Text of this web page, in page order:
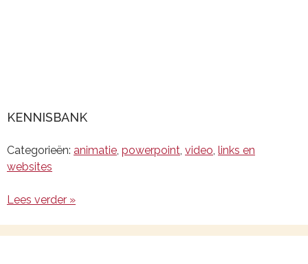
KENNISBANK
Categorieën: animatie, powerpoint, video, links en
websites
Lees verder »